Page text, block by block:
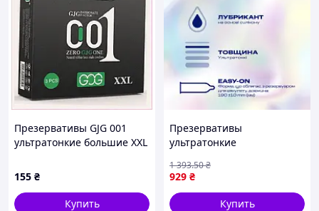
Презервативы GJG 001
ультратонкие большие XXL
155 ₴
Купить
Презервативы
ультратонкие
максимального комфорта и
чувствительности 12 шт
BROWN
929 ₴
1 393.50₴
Купить